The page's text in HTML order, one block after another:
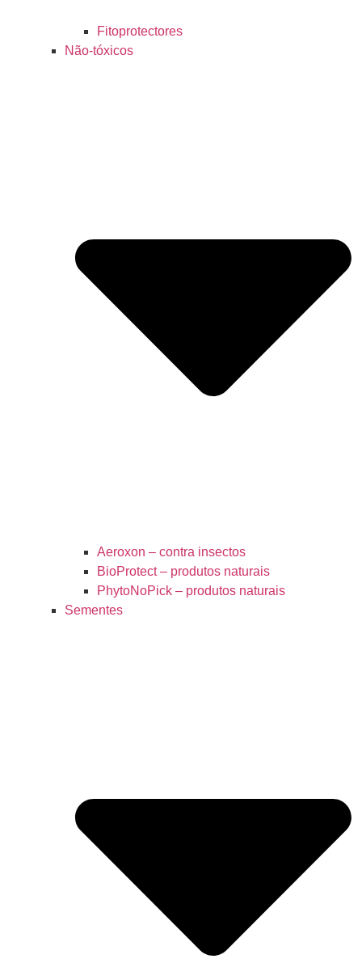
Fitoprotectores
Não-tóxicos
Aeroxon – contra insectos
BioProtect – produtos naturais
PhytoNoPick – produtos naturais
Sementes